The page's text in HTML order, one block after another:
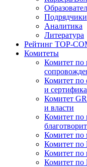
Подрядчики
Аналитика
Литература
Рейтинг TOP-
Комитеты
Комитет по
Комитет по
и
Комитет
и власти
Комитет
Комитет по
Комитет по
Комитет по
Комитет по